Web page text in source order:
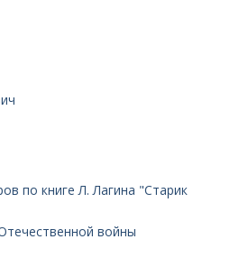
по книге Л. Лагина "Старик
войны